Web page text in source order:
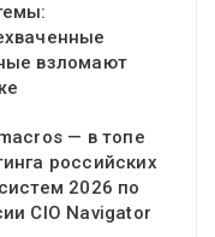
взломают
— в топе
российских
2026 по
CIO Navigator